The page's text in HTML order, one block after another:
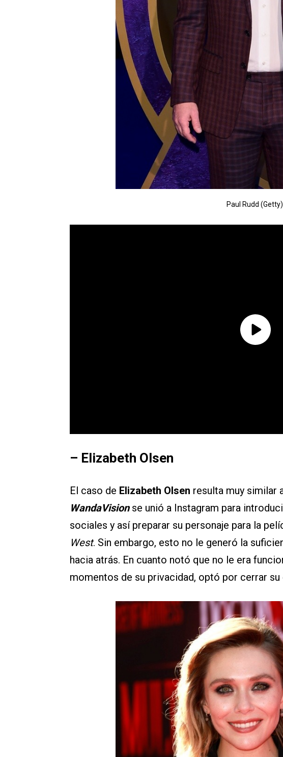
Paul Rudd
– Elizabeth Olsen
El caso de Elizabeth Olsen resulta muy similar
WandaVisionse unió a Instagram para
sociales y así preparar su personaje para la
West. Sin embargo, esto no le generó la
hacia atrás. En cuanto notó que no le era
momentos de su privacidad, optó por cerrar su